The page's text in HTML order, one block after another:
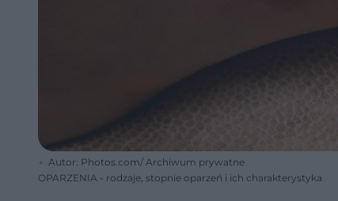
Autor: Photos.com/ Archiwum prywatne
OPARZENIA - rodzaje, stopnie oparzeń i ich charakterystyka